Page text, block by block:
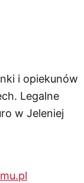
i opiekunów
Legalne
w Jeleniej